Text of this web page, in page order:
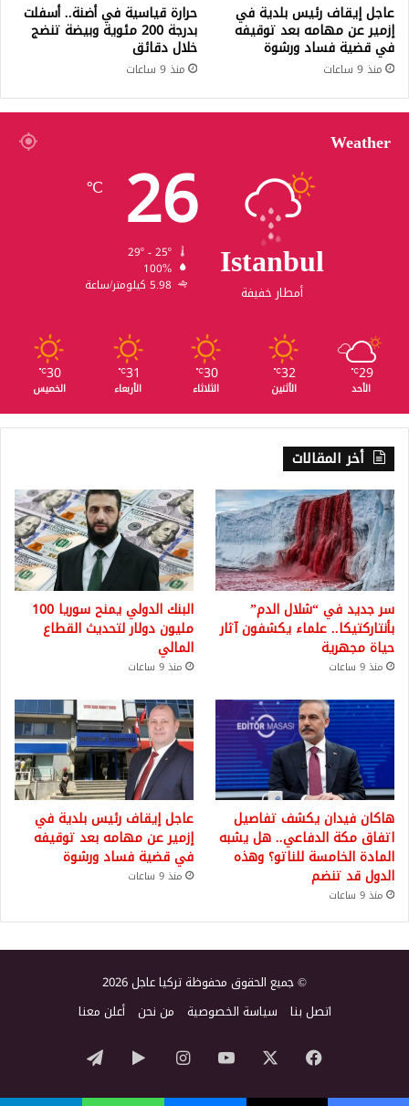
عاجل إيقاف رئيس بلدية في
إزمير عن مهامه بعد توقيفه
في قضية فساد ورشوة
منذ 9 ساعات
حرارة قياسية في أضنة.. أسفلت
بدرجة 200 مئوية وبيضة تنضج
خلال دقائق
منذ 9 ساعات
Weather
Istanbul
أمطار خفيفة
26
℃
100%
5.98 كيلومتر/ساعة
29
℃
الأحد
32
℃
الأثنين
30
℃
الثلاثاء
31
℃
الأربعاء
30
℃
الخميس
أخر المقالات
سر جديد في “شلال الدم”
بأنتاركتيكا.. علماء يكشفون آثار
حياة مجهرية
منذ 9 ساعات
البنك الدولي يمنح سوريا 100
مليون دولار لتحديث القطاع
المالي
منذ 9 ساعات
هاكان فيدان يكشف تفاصيل
اتفاق مكة الدفاعي.. هل يشبه
المادة الخامسة للناتو؟ وهذه
الدول قد تنضم
منذ 9 ساعات
عاجل إيقاف رئيس بلدية في
إزمير عن مهامه بعد توقيفه
في قضية فساد ورشوة
منذ 9 ساعات
© جميع الحقوق محفوظة تركيا عاجل 2026
اتصل بنا سياسة الخصوصية من نحن أعلن معنا
فيسبوك ‫YouTubeانستقرام‏Googleتيلقرام